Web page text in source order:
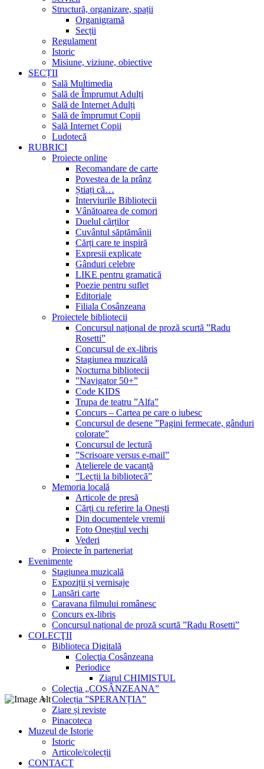
Structură, organizare, spații
Organigramă
Secții
Regulament
Istoric
Misiune, viziune, obiective
SECȚII
Sală Multimedia
Sală de Împrumut Adulți
Sală de Internet Adulți
Sală de împrumut Copii
Sală Internet Copii
Ludotecă
RUBRICI
Proiecte online
Recomandare de carte
Povestea de la prânz
Știați că…
Interviurile Bibliotecii
Vânătoarea de comori
Duelul cărților
Cuvântul săptămânii
Cărți care te inspiră
Expresii explicate
Gânduri celebre
LIKE pentru gramatică
Poezie pentru suflet
Editoriale
Filiala Cosânzeana
Proiectele bibliotecii
Concursul național de proză scurtă ”Radu
Rosetti”
Concursul de ex-libris
Stagiunea muzicală
Nocturna bibliotecii
”Navigator 50+”
Code KIDS
Trupa de teatru ”Alfa”
Concurs – Cartea pe care o iubesc
Concursul de desene ”Pagini fermecate, gânduri
colorate”
Concursul de lectură
”Scrisoare versus e-mail”
Atelierele de vacanță
”Lecții la bibliotecă”
Memoria locală
Articole de presă
Cărți cu referire la Onești
Din documentele vremii
Foto Oneștiul vechi
Vederi
Proiecte în parteneriat
Evenimente
Stagiunea muzicală
Expoziții și vernisaje
Lansări carte
Caravana filmului românesc
Concurs ex-libris
Concursul național de proză scurtă ”Radu Rosetti”
COLECŢII
Biblioteca Digitală
Colecţia Cosânzeana
Periodice
Ziarul CHIMISTUL
Colecția „COSÂNZEANA”
Colecția ”SPERANȚIA”
Ziare și reviste
Pinacoteca
Muzeul de Istorie
Istoric
Articole/colecții
CONTACT